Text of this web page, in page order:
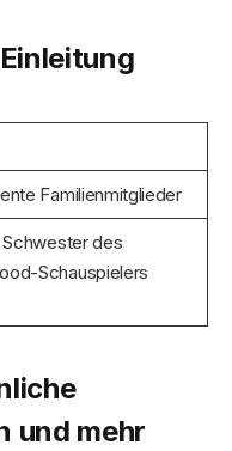
Familienmitglieder
Schwester des
Schauspielers
und mehr